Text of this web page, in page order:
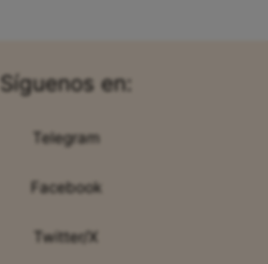
Síguenos en:
Telegram
Facebook
Twitter/X